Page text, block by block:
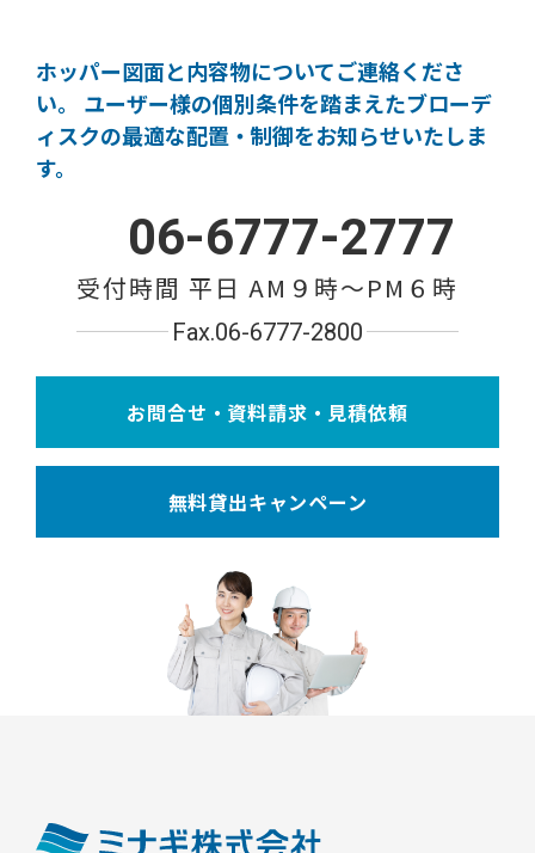
ホッパー図面と内容物についてご連絡くださ
い。
ユーザー様の個別条件を踏まえたブローデ
ィスクの最適な配置・制御をお知らせいたしま
す。
06-6777-2777
受付時間 平日 AM９時〜PM６時
Fax.06-6777-2800
お問合せ・資料請求・見積依頼
無料貸出キャンペーン